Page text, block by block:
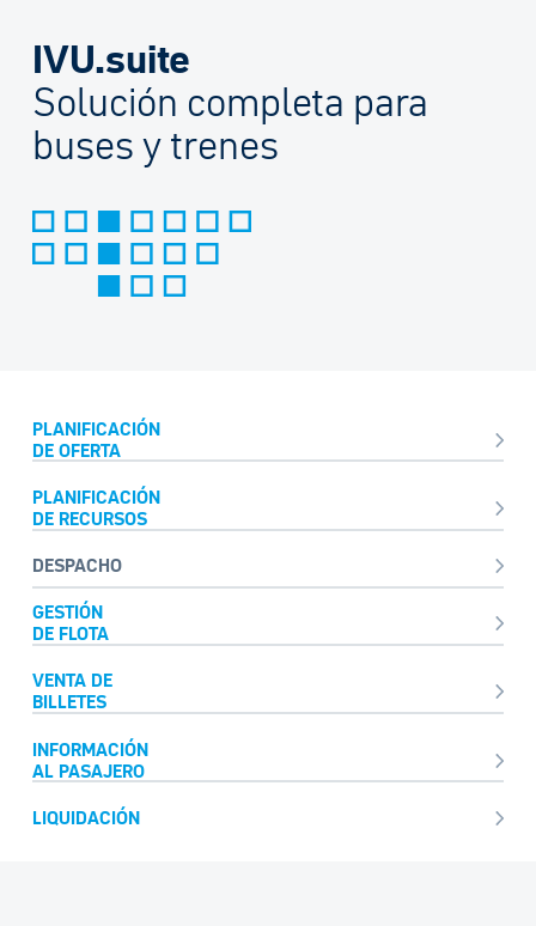
IVU.suite
Solución completa para
buses y trenes
PLANIFICACIÓN
DE OFERTA
PLANIFICACIÓN
DE RECURSOS
DESPACHO
GESTIÓN
DE FLOTA
VENTA DE
BILLETES
INFORMACIÓN
AL PASAJERO
LIQUIDACIÓN